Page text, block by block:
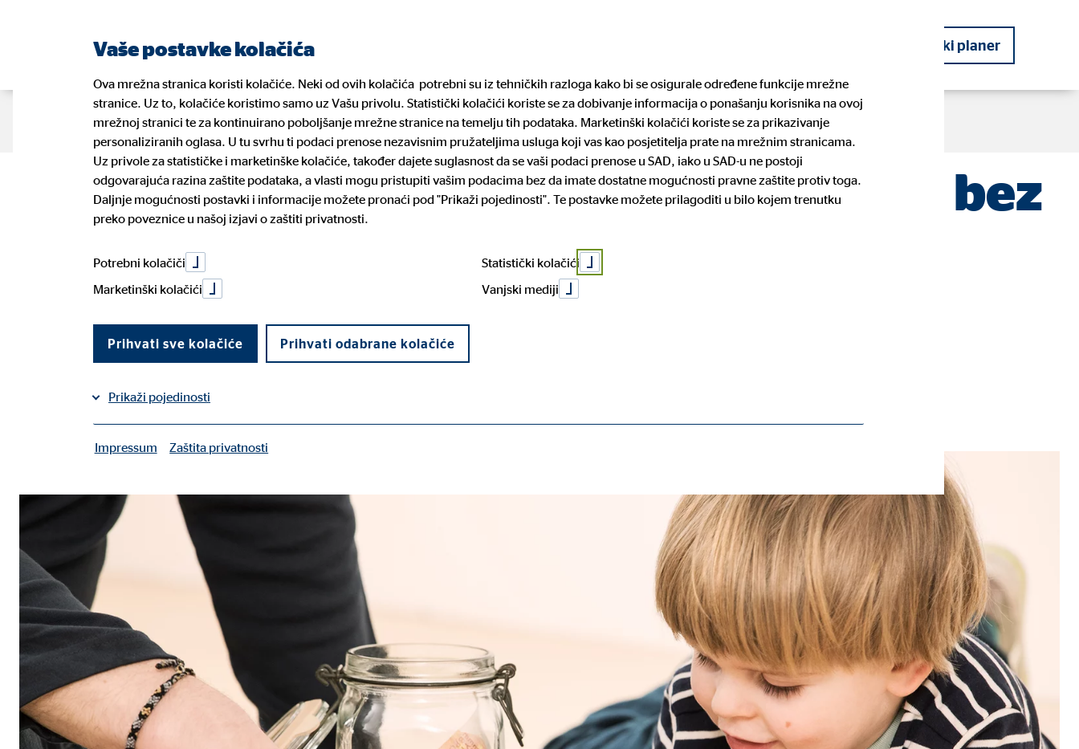
Postanite financijski planer
O nama
Naši financijski planeri Naši partneri Povijest tvrtke OVB Priče
Naše usluge
Vaše zdravlje Vaše osiguranje Dom i mobilnost Planiranje budućnosti
Dogovorite konzultacije
Blog Karijera
Prednosti posla financijskog
planera
Prilika za posao Prilika za napredovanje
Pronađite kontakt osobu i prijavite
se
Mediji Pravne informacije
GDPR
Informacije o sustavu zaštite
ulagatelja
Prijava nepravilnosti Stambeno potrošačko kreditiranje
Kako jednostavno štedjeti – pun račun bez
odricanja
15. siječnja 2019|OVB Allfinanz Croatia d.o.o.
Podijeli na Facebooku
Vaše postavke kolačića
Ova mrežna stranica koristi kolačiće. Neki od ovih kolačića potrebni su iz tehničkih razloga kako bi se osigurale određene funkcije mrežne
stranice. Uz to, kolačiće koristimo samo uz Vašu privolu. Statistički kolačići koriste se za dobivanje informacija o ponašanju korisnika na ovoj
mrežnoj stranici te za kontinuirano poboljšanje mrežne stranice na temelju tih podataka. Marketinški kolačići koriste se za prikazivanje
personaliziranih oglasa. U tu svrhu ti podaci prenose nezavisnim pružateljima usluga koji vas kao posjetitelja prate na mrežnim stranicama.
Uz privole za statističke i marketinške kolačiće, također dajete suglasnost da se vaši podaci prenose u SAD, iako u SAD-u ne postoji
odgovarajuća razina zaštite podataka, a vlasti mogu pristupiti vašim podacima bez da imate dostatne mogućnosti pravne zaštite protiv toga.
Daljnje mogućnosti postavki i informacije možete pronaći pod "Prikaži pojedinosti". Te postavke možete prilagoditi u bilo kojem trenutku
preko poveznice u našoj izjavi o zaštiti privatnosti.
Potrebni kolačiči
Statistički kolačići
Marketinški kolačići
Vanjski mediji
Prihvati sve kolačiće Prihvati odabrane kolačiće
Prikaži pojedinosti
Korisničke postavke
fe_typo_user
TYPO3 Association
Svrha: Spremanje korisničkih postavki
Trajanje kolačića: sesija
Kolačić suglasnosti
Naziv: cookie_consent_v2
Impressum Zaštita privatnosti